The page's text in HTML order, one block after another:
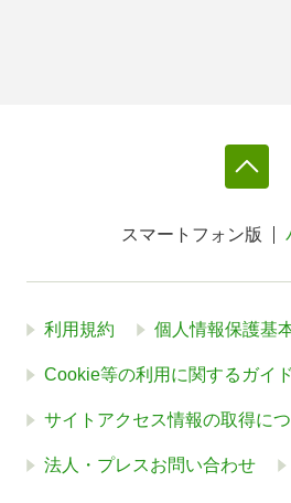
スマートフォン版
利用規約 個人情報保護基
Cookie等の利用に関するガイ
サイトアクセス情報の取得に
法人・プレスお問い合わせ